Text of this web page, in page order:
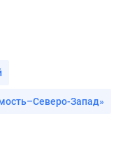
Запад»